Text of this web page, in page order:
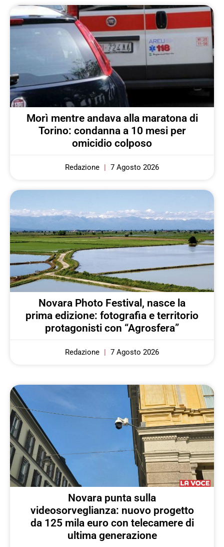
Morì mentre andava alla maratona di
Torino: condanna a 10 mesi per
omicidio colposo
Redazione 7 Agosto 2026
Novara Photo Festival, nasce la
prima edizione: fotografia e territorio
protagonisti con “Agrosfera”
Redazione 7 Agosto 2026
Novara punta sulla
videosorveglianza: nuovo progetto
da 125 mila euro con telecamere di
ultima generazione